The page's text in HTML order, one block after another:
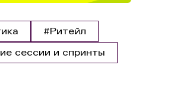
#Ритейл
сессии и спринты